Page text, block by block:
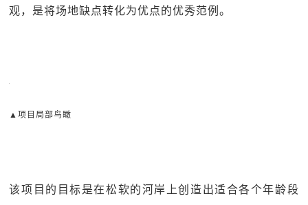
观，是将场地缺点转化为优点的优秀范例。
▲项目局部鸟瞰
该项目的目标是在松软的河岸上创造出适合各个年龄段